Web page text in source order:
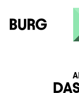
Skip to main